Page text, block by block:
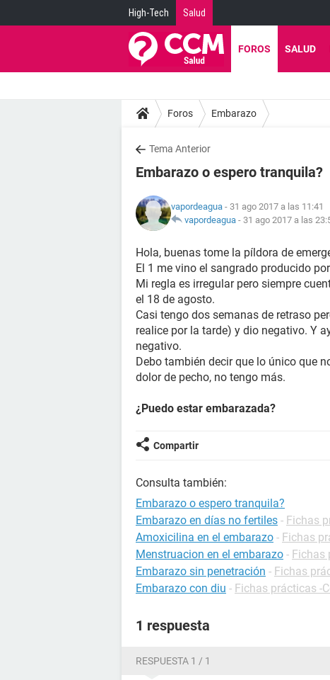
High-Tech Salud
FOROS SALUD
Foros Embarazo
Tema Anterior
Embarazo o espero tranquila?
vapordeagua - 31 ago 2017 a las 11:41
vapordeagua - 31 ago 2017 a las
Hola, buenas tome la píldora de
El 1 me vino el sangrado producido
Mi regla es irregular pero siempre
el 18 de agosto.
Casi tengo dos semanas de retraso
realice por la tarde) y dio negativo. Y
negativo.
Debo también decir que lo único que
dolor de pecho, no tengo más.
¿Puedo estar embarazada?
Compartir
Consulta también:
Embarazo o espero tranquila?
Embarazo en días no fertiles - Fichas
Amoxicilina en el embarazo - Fichas
Menstruacion en el embarazo - Fichas
Embarazo sin penetración - Fichas
Embarazo con diu - Fichas prácticas -
1 respuesta
RESPUESTA 1 / 1